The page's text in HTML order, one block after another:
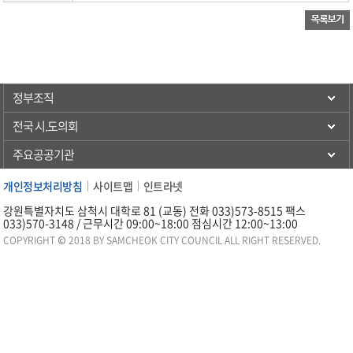
정부조직
전국 시.도의회
주요공공기관
개인정보처리방침 사이트맵
인트라넷
강원특별자치도 삼척시 대학로 81 (교동) 전화 033)573-8515 팩스
033)570-3148 / 근무시간 09:00~18:00 점심시간 12:00~13:00
COPYRIGHT © 2018 BY SAMCHEOK CITY COUNCIL ALL RIGHT RESERVED.